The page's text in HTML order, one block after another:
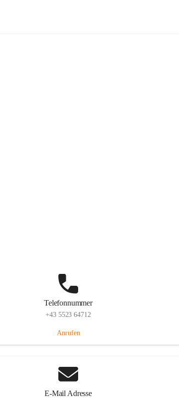
Telefonnummer
+43 5523 64712
Anrufen
E-Mail Adresse